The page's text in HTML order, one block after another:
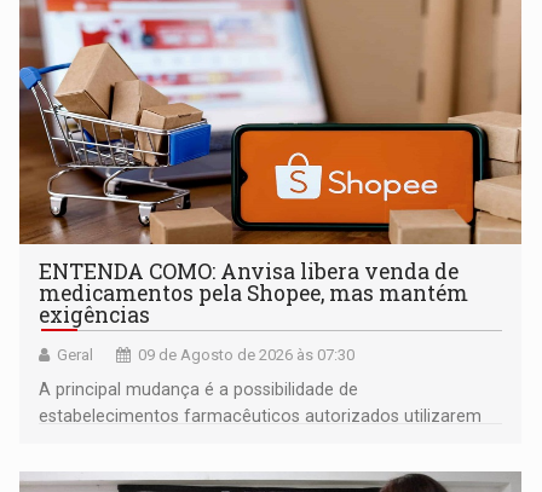
ENTENDA COMO: Anvisa libera venda de
medicamentos pela Shopee, mas mantém
exigências
Geral 09 de Agosto de 2026 às 07:30
A principal mudança é a possibilidade de
estabelecimentos farmacêuticos autorizados utilizarem